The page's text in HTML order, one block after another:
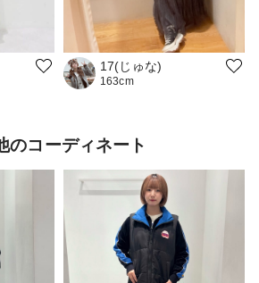
17(じゅな)
163cm
のコーディネート